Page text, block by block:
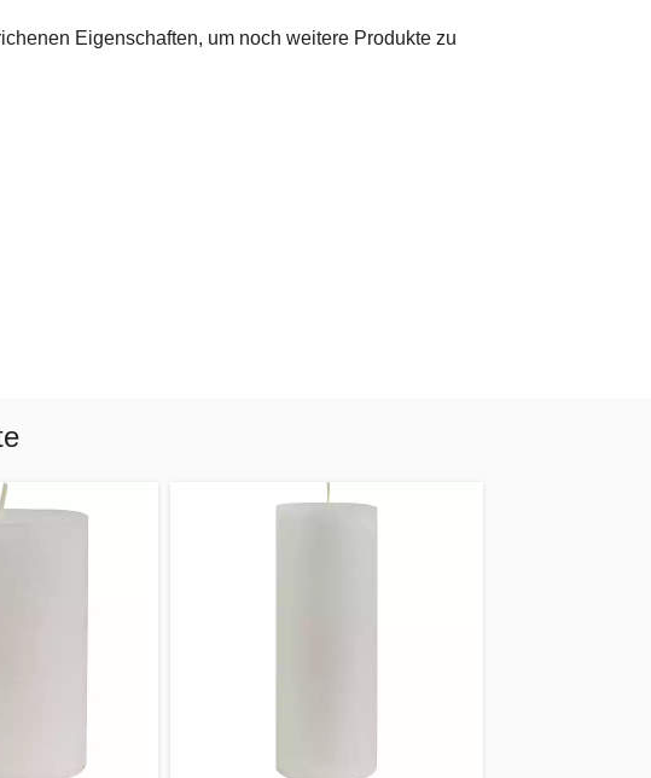
Eigenschaften, um noch weitere Produkte zu